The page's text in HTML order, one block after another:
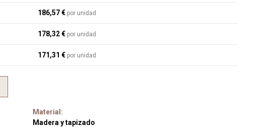
186,57 € por unidad
178,32 € por unidad
171,31 € por unidad
Material:
Madera y tapizado